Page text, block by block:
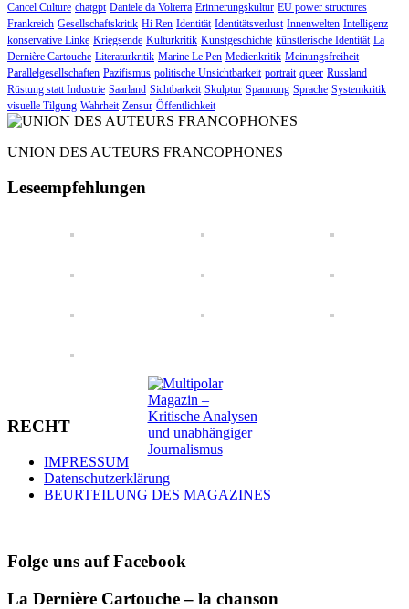
Cancel Culture chatgpt Daniele da Volterra Erinnerungskultur EU power structures
Frankreich Gesellschaftskritik Hi Ren Identität Identitätsverlust Innenwelten Intelligenz
konservative Linke Kriegsende Kulturkritik Kunstgeschichte künstlerische Identität La
Dernière Cartouche Literaturkritik Marine Le Pen Medienkritik Meinungsfreiheit
Parallelgesellschaften Pazifismus politische Unsichtbarkeit portrait queer Russland
Rüstung statt Industrie Saarland Sichtbarkeit Skulptur Spannung Sprache Systemkritik
visuelle Tilgung Wahrheit Zensur Öffentlichkeit
UNION DES AUTEURS FRANCOPHONES
Leseempfehlungen
RECHT
IMPRESSUM
Datenschutzerklärung
BEURTEILUNG DES MAGAZINES
Folge uns auf Facebook
La Dernière Cartouche – la chanson